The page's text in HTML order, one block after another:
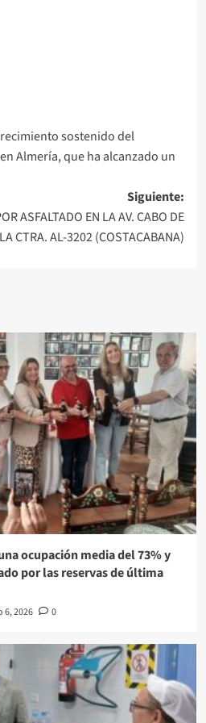
sostenido del
Almería, que ha alcanzado un
Siguiente:
ASFALTADO EN LA AV. CABO DE
CTRA. AL-3202 (COSTACABANA)
ocupación media del 73% y
por las reservas de última
6, 2026 0